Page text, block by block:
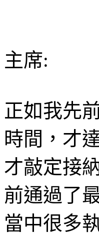
主席:
正如我先
時間，才
才敲定接
前通過了
當中很多